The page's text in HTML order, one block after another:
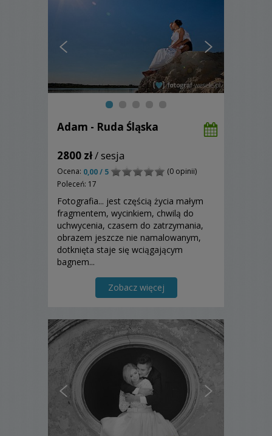
Adam - Ruda Śląska
2800 zł/ sesja
Ocena: 0,00 / 5
(0 opinii)
Poleceń: 17
Fotografia... jest częścią życia małym
fragmentem, wycinkiem, chwilą do
uchwycenia, czasem do zatrzymania,
obrazem jeszcze nie namalowanym,
dotknięta staje się wciągającym
bagnem...
Zobacz więcej